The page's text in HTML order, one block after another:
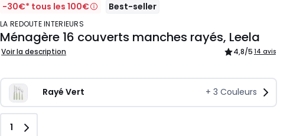
-30€* tous les 100€ Best-seller
LA REDOUTE INTERIEURS
Ménagère 16 couverts manches rayés, Leela
Voir la description 4,8/5 14 avis
Rayé Vert + 3 Couleurs
Quantité
1